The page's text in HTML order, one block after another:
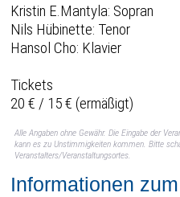
Kristin E.Mantyla: Sopran
Nils Hübinette: Tenor
Hansol Cho: Klavier
Tickets
20 € / 15 € (ermäßigt)
Alle Angaben ohne Gewähr. Die Eingabe der
kann es zu Unstimmigkeiten kommen. Bitte
Veranstalters/Veranstaltungsortes.
Informationen